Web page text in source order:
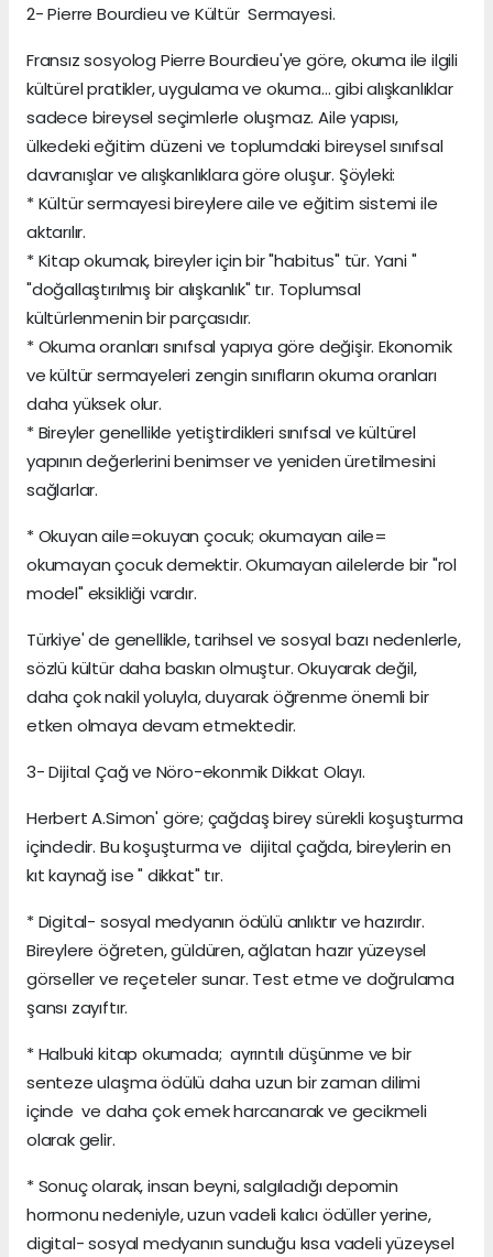
2- Pierre Bourdieu ve Kültür Sermayesi.
Fransız sosyolog Pierre Bourdieu'ye göre, okuma ile ilgili
kültürel pratikler, uygulama ve okuma... gibi alışkanlıklar
sadece bireysel seçimlerle oluşmaz. Aile yapısı,
ülkedeki eğitim düzeni ve toplumdaki bireysel sınıfsal
davranışlar ve alışkanlıklara göre oluşur. Şöyleki:
* Kültür sermayesi bireylere aile ve eğitim sistemi ile
aktarılır.
* Kitap okumak, bireyler için bir "habitus" tür. Yani "
"doğallaştırılmış bir alışkanlık" tır. Toplumsal
kültürlenmenin bir parçasıdır.
* Okuma oranları sınıfsal yapıya göre değişir. Ekonomik
ve kültür sermayeleri zengin sınıfların okuma oranları
daha yüksek olur.
* Bireyler genellikle yetiştirdikleri sınıfsal ve kültürel
yapının değerlerini benimser ve yeniden üretilmesini
sağlarlar.
* Okuyan aile=okuyan çocuk; okumayan aile=
okumayan çocuk demektir. Okumayan ailelerde bir "rol
model" eksikliği vardır.
Türkiye' de genellikle, tarihsel ve sosyal bazı nedenlerle,
sözlü kültür daha baskın olmuştur. Okuyarak değil,
daha çok nakil yoluyla, duyarak öğrenme önemli bir
etken olmaya devam etmektedir.
3- Dijital Çağ ve Nöro-ekonmik Dikkat Olayı.
Herbert A.Simon' göre; çağdaş birey sürekli koşuşturma
içindedir. Bu koşuşturma ve dijital çağda, bireylerin en
kıt kaynağ ise " dikkat" tır.
* Digital- sosyal medyanın ödülü anlıktır ve hazırdır.
Bireylere öğreten, güldüren, ağlatan hazır yüzeysel
görseller ve reçeteler sunar. Test etme ve doğrulama
şansı zayıftır.
* Halbuki kitap okumada; ayrıntılı düşünme ve bir
senteze ulaşma ödülü daha uzun bir zaman dilimi
içinde ve daha çok emek harcanarak ve gecikmeli
olarak gelir.
* Sonuç olarak, insan beyni, salgıladığı depomin
hormonu nedeniyle, uzun vadeli kalıcı ödüller yerine,
digital- sosyal medyanın sunduğu kısa vadeli yüzeysel